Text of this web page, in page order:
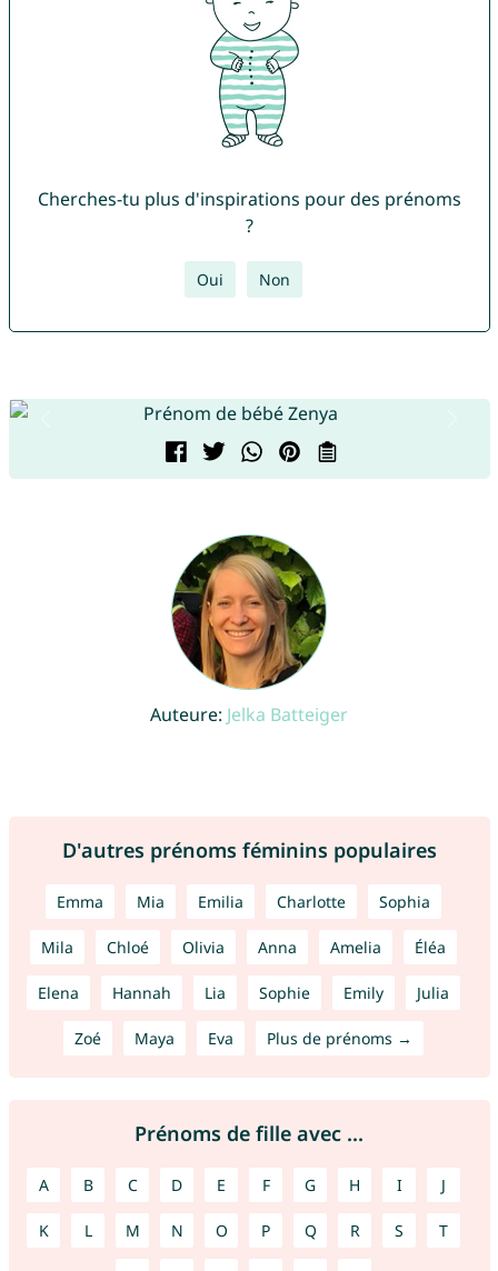
Cherches-tu plus d'inspirations pour des prénoms
?
Oui Non
Auteure: Jelka Batteiger
D'autres prénoms féminins populaires
Emma Mia Emilia Charlotte Sophia
Mila Chloé Olivia Anna Amelia Éléa
Elena Hannah Lia Sophie Emily Julia
Zoé Maya Eva Plus de prénoms →
Prénoms de fille avec ...
A B C D E F G H I J
K L M N O P Q R S T